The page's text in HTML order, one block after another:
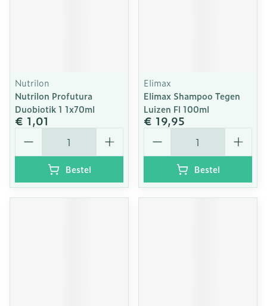
Nutrilon
Nutrilon Profutura
Duobiotik 1 1x70ml
€ 1,01
Aantal
Bestel
Elimax
Elimax Shampoo Tegen
Luizen Fl 100ml
€ 19,95
Aantal
Bestel